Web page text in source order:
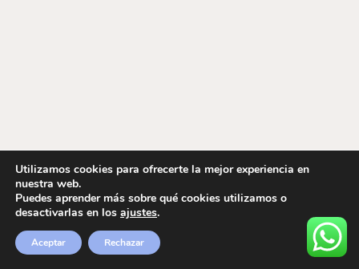
Utilizamos cookies para ofrecerte la mejor experiencia en
nuestra web.
Puedes aprender más sobre qué cookies utilizamos o
desactivarlas en los ajustes.
Aceptar Rechazar